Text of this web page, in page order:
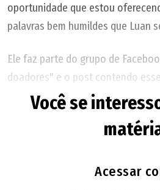
oportunidade que estou
palavras bem humildes que Luan
Ele faz parte do grupo de
doadores" e o post contendo
um convite-propaganda para que
como a pessoa que vai doar o
Os "tentantes" são as pessoas
os grupos on-line têm a
Você se
Acessar